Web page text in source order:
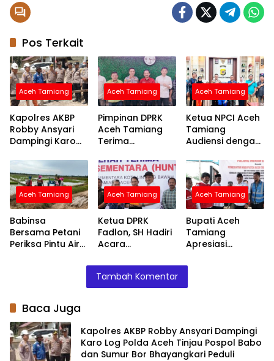
Pos Terkait
Aceh Tamiang
Kapolres AKBP
Robby Ansyari
Dampingi Karo
Tinjau Pospol
Babo dan Sumur
Bor Bhayangkari
Peduli
Aceh Tamiang
Pimpinan DPRK
Aceh Tamiang
Terima
Kapolres AKBP
Robby Ansyari
Aceh Tamiang
Ketua NPCI Aceh
Tamiang
Audiensi dengan
Fasilitas Atlet
Disabilitas untuk
Ini
Aceh Tamiang
Babinsa
Bersama Petani
Periksa Pintu Air
Aceh Tamiang
Ketua DPRK
Fadlon, SH Hadiri
Acara
Huntara dari
Mercy Malaysia
Aceh Tamiang
Bupati Aceh
Tamiang
Apresiasi
untuk
Pemulihan
Tambah Komentar
Baca Juga
Kapolres AKBP Robby Ansyari Dampingi
Karo Log Polda Aceh Tinjau Pospol Babo
dan Sumur Bor Bhayangkari Peduli